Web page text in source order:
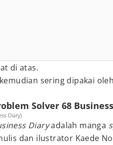
di atas.
sering dipakai
Solver 68
Diary)
Diaryadalah manga
dan ilustrator Kaede